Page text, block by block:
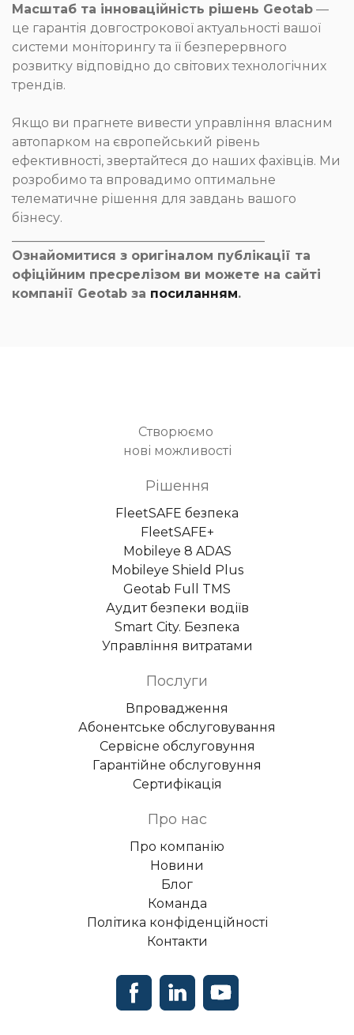
Масштаб та інноваційність рішень Geotab —
це гарантія довгострокової актуальності вашої
системи моніторингу та її безперервного
розвитку відповідно до світових технологічних
трендів.
Якщо ви прагнете вивести управління власним
автопарком на європейський рівень
ефективності, звертайтеся до наших фахівців. Ми
розробимо та впровадимо оптимальне
телематичне рішення для завдань вашого
бізнесу.
Ознайомитися з оригіналом публікації та
офіційним пресрелізом ви можете на сайті
компанії Geotab за посиланням.
Створюємо
нові можливості
Рішення
FleetSAFE безпека
FleetSAFE+
Mobileye 8 ADAS
Mobileye Shield Plus
Geotab Full TMS
Аудит безпеки водіїв
Smart City. Безпека
Управління витратами
Послуги
Впровадження
Абонентське обслуговування
Сервісне обслуговуння
Гарантійне обслуговуння
Сертифікація
Про нас
Про компанію
Новини
Блог
Команда
Політика конфіденційності
Контакти